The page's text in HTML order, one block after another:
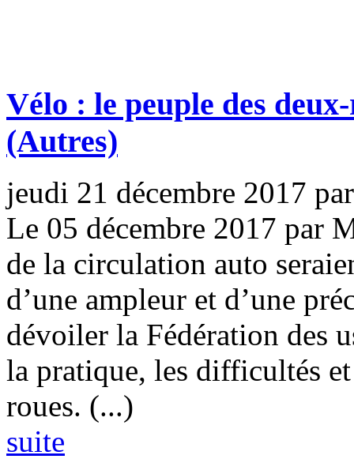
Vélo : le peuple des
(Autres)
jeudi 21 décembre 2017
Le 05 décembre 2017 par
de la circulation auto
d’une ampleur et d’une
dévoiler la Fédération des
la pratique, les difficultés
roues. (...)
suite